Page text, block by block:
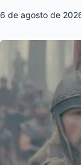
6 de agosto de